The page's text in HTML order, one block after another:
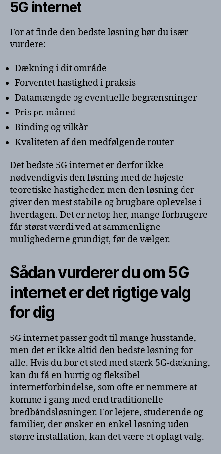
5G internet
For at finde den bedste løsning bør du især
vurdere:
Dækning i dit område
Forventet hastighed i praksis
Datamængde og eventuelle begrænsninger
Pris pr. måned
Binding og vilkår
Kvaliteten af den medfølgende router
Det bedste 5G internet er derfor ikke
nødvendigvis den løsning med de højeste
teoretiske hastigheder, men den løsning der
giver den mest stabile og brugbare oplevelse i
hverdagen. Det er netop her, mange forbrugere
får størst værdi ved at sammenligne
mulighederne grundigt, før de vælger.
Sådan vurderer du om 5G
internet er det rigtige valg
for dig
5G internet passer godt til mange husstande,
men det er ikke altid den bedste løsning for
alle. Hvis du bor et sted med stærk 5G-dækning,
kan du få en hurtig og fleksibel
internetforbindelse, som ofte er nemmere at
komme i gang med end traditionelle
bredbåndsløsninger. For lejere, studerende og
familier, der ønsker en enkel løsning uden
større installation, kan det være et oplagt valg.